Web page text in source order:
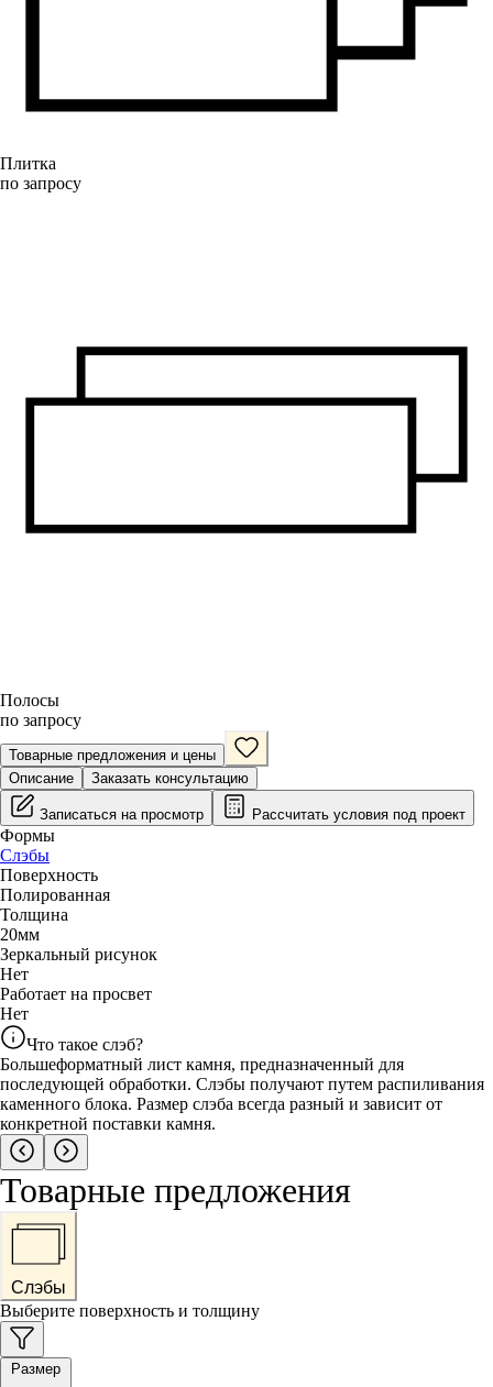
Плитка
по запросу
Полосы
по запросу
Товарные предложения и цены
Описание
Заказать консультацию
Записаться на просмотр Рассчитать условия под проект
Формы
Слэбы
Поверхность
Полированная
Толщина
20мм
Зеркальный рисунок
Нет
Работает на просвет
Нет
Что такое слэб?
Большеформатный лист камня, предназначенный для
последующей обработки. Слэбы получают путем распиливания
каменного блока. Размер слэба всегда разный и зависит от
конкретной поставки камня.
Товарные предложения
Слэбы
Выберите поверхность и толщину